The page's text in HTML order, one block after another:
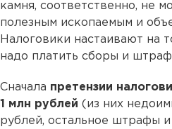
камня, соответственно, не
полезным ископаемым и
Налоговики настаивают на
надо платить сборы и
Сначала претензии
1 млн рублей (из них
рублей, остальное штрафы